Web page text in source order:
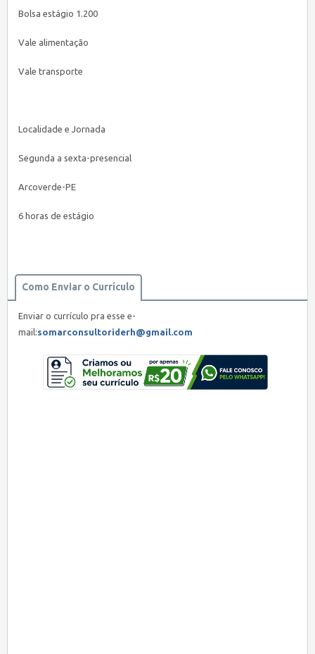
Bolsa estágio 1.200
Vale alimentação
Vale transporte
Localidade e Jornada
Segunda a sexta-presencial
Arcoverde-PE
6 horas de estágio
Como Enviar o Currículo
Enviar o currículo pra esse e-
mail:somarconsultoriderh@gmail.com